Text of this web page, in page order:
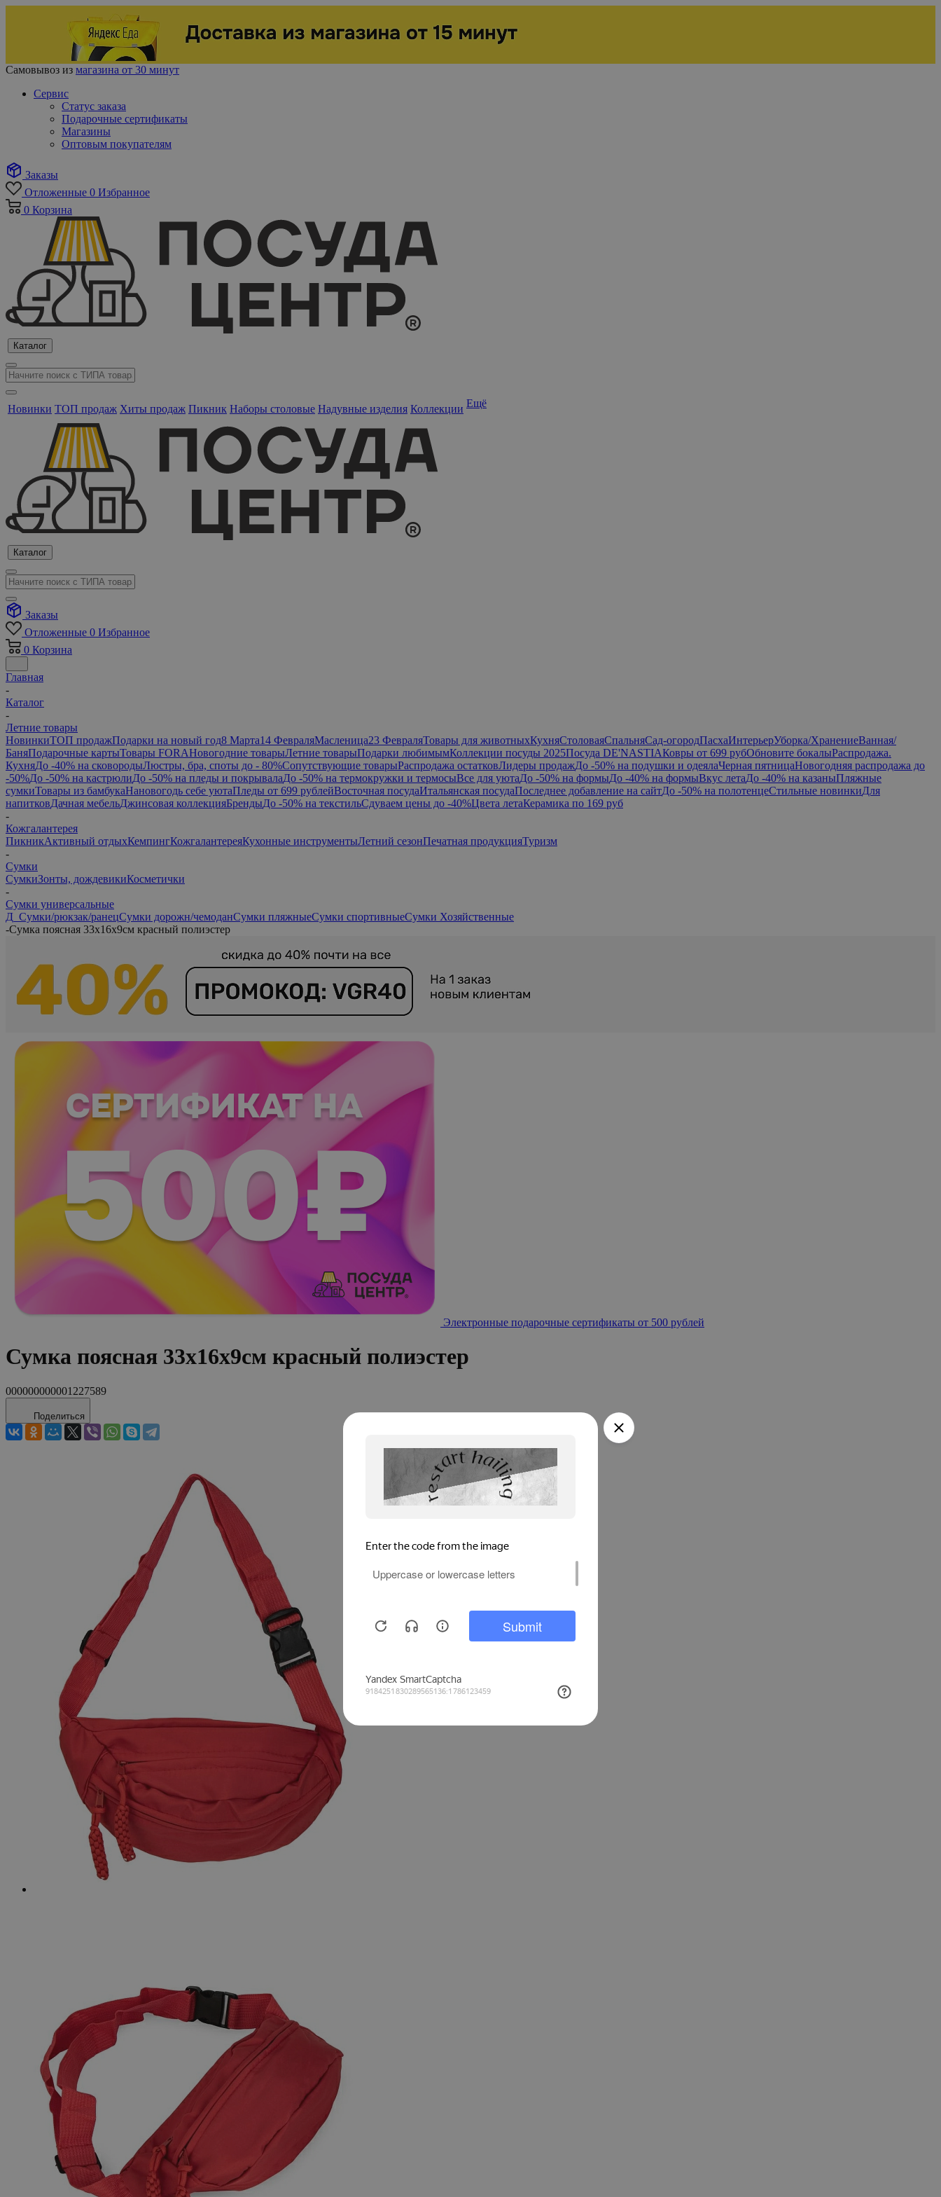
Самовывоз из магазина от 30 минут
Сервис
Статус заказа
Подарочные сертификаты
Магазины
Оптовым покупателям
Заказы
Отложенные 0 Избранное
0 Корзина
Каталог
Новинки ТОП продаж Хиты продаж Пикник Наборы столовые Надувные изделия Коллекции Ещё
Каталог
Заказы
Отложенные 0 Избранное
0 Корзина
Главная
-
Каталог
-
Летние товары
НовинкиТОП продажПодарки на новый год8 Марта14 ФевраляМасленица23 ФевраляТовары для животныхКухняСтоловаяСпальняСад-огородПасхаИнтерьерУборка/ХранениеВанная/
БаняПодарочные картыТовары FORAНовогодние товарыЛетние товарыПодарки любимымКоллекции посуды 2025Посуда DE'NASTIAКовры от 699 рубОбновите бокалыРаспродажа.
КухняДо -40% на сковородыЛюстры, бра, споты до - 80%Сопутствующие товарыРаспродажа остатковЛидеры продажДо -50% на подушки и одеялаЧерная пятницаНовогодняя распродажа до
-50%До -50% на кастрюлиДо -50% на пледы и покрывалаДо -50% на термокружки и термосыВсе для уютаДо -50% на формыДо -40% на формыВкус летаДо -40% на казаныПляжные
сумкиТовары из бамбукаНановогодь себе уютаПледы от 699 рублейВосточная посудаИтальянская посудаПоследнее добавление на сайтДо -50% на полотенцеСтильные новинкиДля
напитковДачная мебельДжинсовая коллекцияБрендыДо -50% на текстильСдуваем цены до -40%Цвета летаКерамика по 169 руб
-
Кожгалантерея
ПикникАктивный отдыхКемпингКожгалантереяКухонные инструментыЛетний сезонПечатная продукцияТуризм
-
Сумки
СумкиЗонты, дождевикиКосметички
-
Сумки универсальные
Д_Сумки/рюкзак/ранецСумки дорожн/чемоданСумки пляжныеСумки спортивныеСумки Хозяйственные
-Сумка поясная 33х16х9см красный полиэстер
Электронные подарочные сертификаты от 500 рублей
Сумка поясная 33х16х9см красный полиэстер
000000000001227589
Поделиться